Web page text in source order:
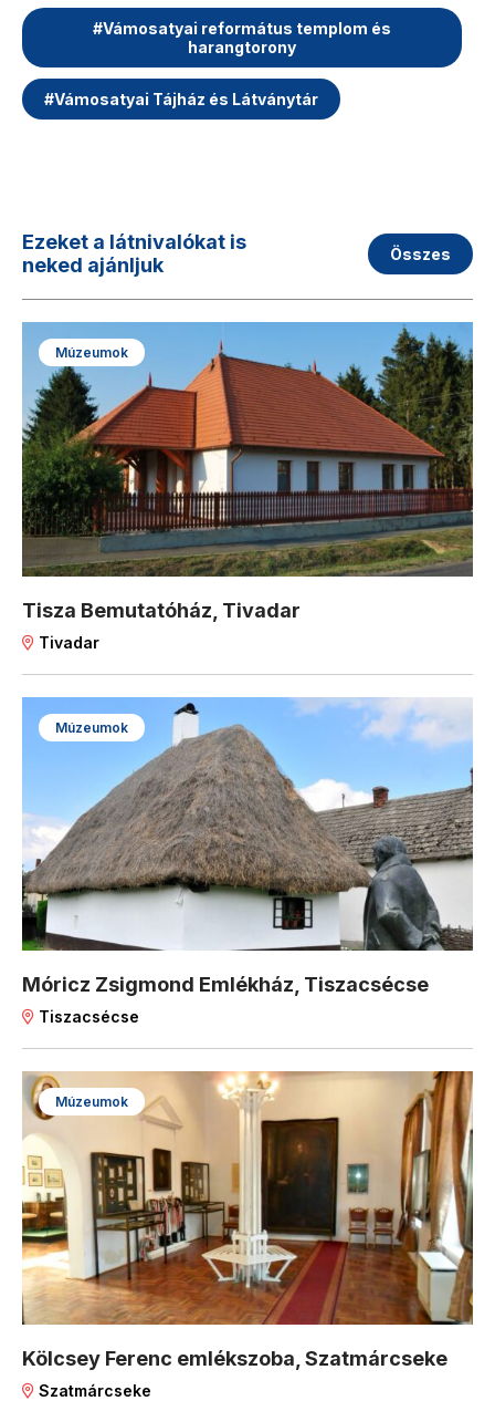
#Vámosatyai református templom és
harangtorony
#Vámosatyai Tájház és Látványtár
Ezeket a látnivalókat is
neked ajánljuk
Összes
Múzeumok
Tisza Bemutatóház, Tivadar
Tivadar
Múzeumok
Móricz Zsigmond Emlékház, Tiszacsécse
Tiszacsécse
Múzeumok
Kölcsey Ferenc emlékszoba, Szatmárcseke
Szatmárcseke